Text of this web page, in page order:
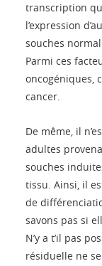
transcription
l’expression
souches
Parmi ces
oncogéniques,
cancer.
De même, il
adultes
souches
tissu. Ainsi, il
de
savons pas si
N’y a t’il pas
résiduelle ne